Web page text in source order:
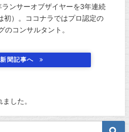
ンサーオブザイヤーを3年連続
初）。ココナラではプロ認定の
のコンサルタント。
新聞記事へ
した。